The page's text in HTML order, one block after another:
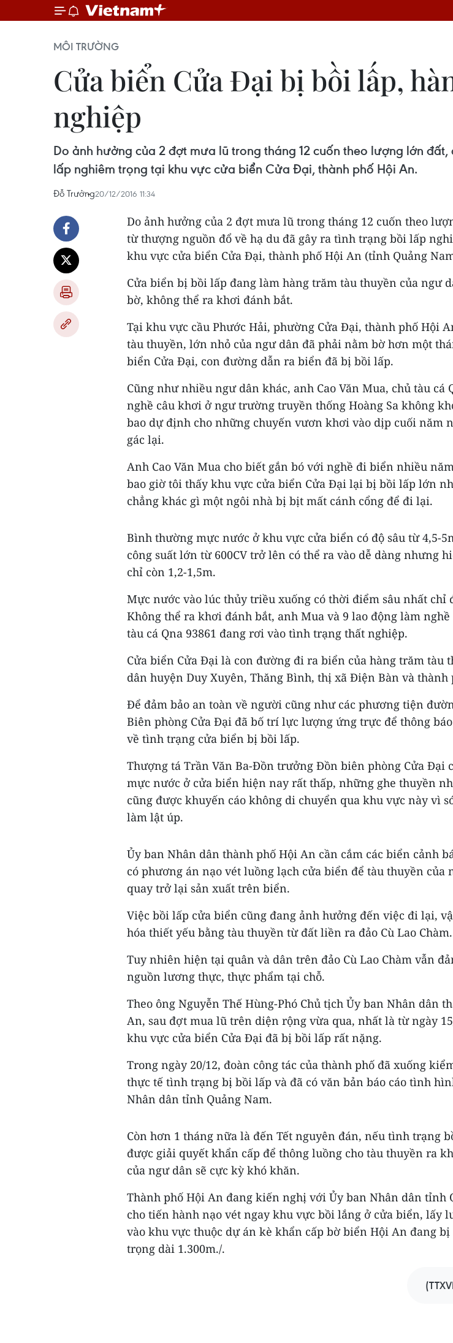
MÔI TRƯỜNG
Cửa biển Cửa Đại bị bồi lấp,
nghiệp
Do ảnh hưởng của 2 đợt mưa lũ trong tháng 12 cuốn theo lượng lớn
lấp nghiêm trọng tại khu vực cửa biển Cửa Đại, thành phố Hội An.
Đỗ Trưởng20/12/2016 11:34
Do ảnh hưởng của 2 đợt mưa lũ trong tháng 12 cuốn theo
từ thượng nguồn đổ về hạ du đã gây ra tình trạng bồi lấp
khu vực cửa biển Cửa Đại, thành phố Hội An (tỉnh Quảng
Cửa biển bị bồi lấp đang làm hàng trăm tàu thuyền của ngư
bờ, không thể ra khơi đánh bắt.
Tại khu vực cầu Phước Hải, phường Cửa Đại, thành phố Hội
tàu thuyền, lớn nhỏ của ngư dân đã phải nằm bờ hơn một
biển Cửa Đại, con đường dẫn ra biển đã bị bồi lấp.
Cũng như nhiều ngư dân khác, anh Cao Văn Mua, chủ tàu cá
nghề câu khơi ở ngư trường truyền thống Hoàng Sa không
bao dự định cho những chuyến vươn khơi vào dịp cuối năm
gác lại.
Anh Cao Văn Mua cho biết gắn bó với nghề đi biển nhiều
bao giờ tôi thấy khu vực cửa biển Cửa Đại lại bị bồi lấp lớn
chẳng khác gì một ngôi nhà bị bịt mất cánh cổng để đi lại.
Bình thường mực nước ở khu vực cửa biển có độ sâu từ 4,5-
công suất lớn từ 600CV trở lên có thể ra vào dễ dàng nhưng
chỉ còn 1,2-1,5m.
Mực nước vào lúc thủy triều xuống có thời điểm sâu nhất chỉ
Không thể ra khơi đánh bắt, anh Mua và 9 lao động làm
tàu cá Qna 93861 đang rơi vào tình trạng thất nghiệp.
Cửa biển Cửa Đại là con đường đi ra biển của hàng trăm tàu
dân huyện Duy Xuyên, Thăng Bình, thị xã Điện Bàn và thành
Để đảm bảo an toàn về người cũng như các phương tiện
Biên phòng Cửa Đại đã bố trí lực lượng ứng trực để thông
về tình trạng cửa biển bị bồi lấp.
Thượng tá Trần Văn Ba-Đồn trưởng Đồn biên phòng Cửa Đại
mực nước ở cửa biển hiện nay rất thấp, những ghe thuyền
cũng được khuyến cáo không di chuyển qua khu vực này vì
làm lật úp.
Ủy ban Nhân dân thành phố Hội An cần cắm các biển cảnh
có phương án nạo vét luồng lạch cửa biển để tàu thuyền của
quay trở lại sản xuất trên biển.
Việc bồi lấp cửa biển cũng đang ảnh hưởng đến việc đi lại,
hóa thiết yếu bằng tàu thuyền từ đất liền ra đảo Cù Lao Chàm.
Tuy nhiên hiện tại quân và dân trên đảo Cù Lao Chàm vẫn
nguồn lương thực, thực phẩm tại chỗ.
Theo ông Nguyễn Thế Hùng-Phó Chủ tịch Ủy ban Nhân dân
An, sau đợt mua lũ trên diện rộng vừa qua, nhất là từ ngày
khu vực cửa biển Cửa Đại đã bị bồi lấp rất nặng.
Trong ngày 20/12, đoàn công tác của thành phố đã xuống
thực tế tình trạng bị bồi lấp và đã có văn bản báo cáo tình
Nhân dân tỉnh Quảng Nam.
Còn hơn 1 tháng nữa là đến Tết nguyên đán, nếu tình trạng
được giải quyết khẩn cấp để thông luồng cho tàu thuyền ra
của ngư dân sẽ cực kỳ khó khăn.
Thành phố Hội An đang kiến nghị với Ủy ban Nhân dân tỉnh
cho tiến hành nạo vét ngay khu vực bồi lắng ở cửa biển, lấy
vào khu vực thuộc dự án kè khẩn cấp bờ biển Hội An đang
trọng dài 1.300m./.